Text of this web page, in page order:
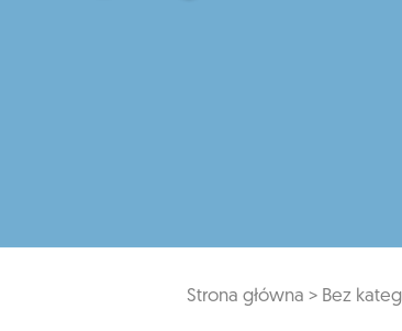
Strona główna > Bez